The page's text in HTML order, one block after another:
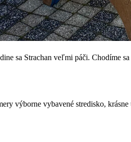
sa Strachan veľmi páči. Chodíme
výborne vybavené stredisko,